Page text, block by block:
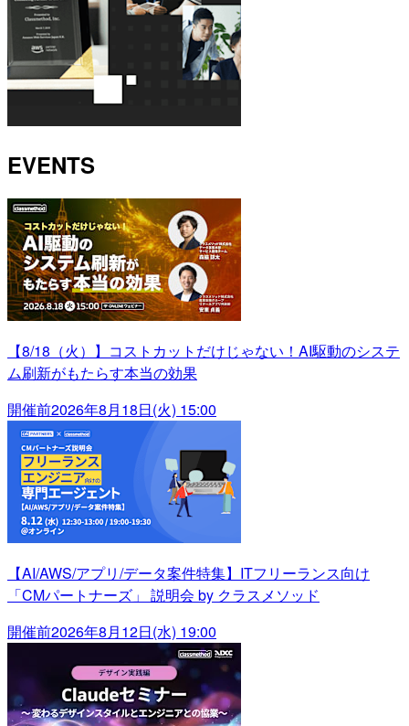
EVENTS
【8/18（火）】コストカットだけじゃない！AI駆動のシステ
ム刷新がもたらす本当の効果
開催前2026年8月18日(火) 15:00
【AI/AWS/アプリ/データ案件特集】ITフリーランス向け
「CMパートナーズ」 説明会 by クラスメソッド
開催前2026年8月12日(水) 19:00